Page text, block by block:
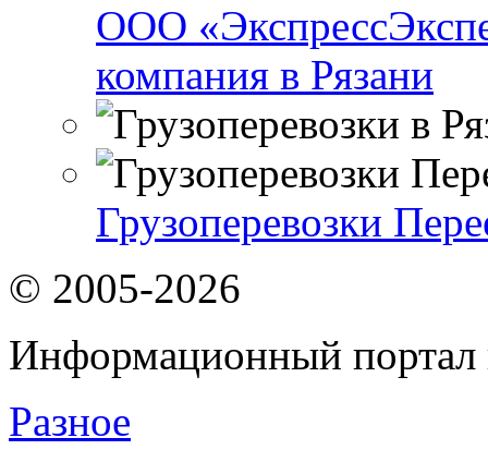
ООО
компания в Рязани
Грузоперевозки
© 2005-2026
Информационный портал
Разное